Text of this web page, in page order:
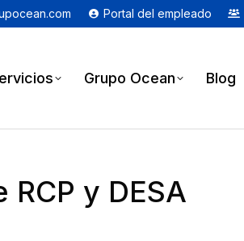
Portal del empleado
Grupo Ocean Blog
y DESA